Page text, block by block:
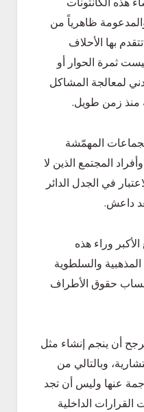
ظاهرياً من
بها الأحلاف
ثمرة الحوار أو
لمعالجة المشاكل
منذ زمن طويل.
المهمّشة
المجتمع الذين لا
في الجدل الدائر
داعش.
وراء هذه
والسلطوية
حساب حقوق الأطراف
أن ينجم إنشاء مثل
وبالتالي من
عنها وليس أن تجد
القرارات الداخلية